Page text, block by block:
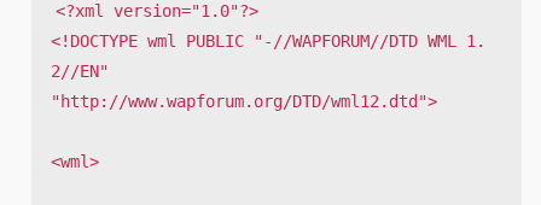
<?xml version="1.0"?>
<!DOCTYPE wml PUBLIC "-//WAPFORUM//DTD WML 1.
2//EN"
"http://www.wapforum.org/DTD/wml12.dtd">
<wml>